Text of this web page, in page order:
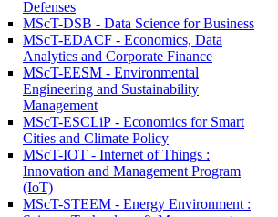
Defenses
MScT-DSB - Data Science for Business
MScT-EDACF - Economics, Data
Analytics and Corporate Finance
MScT-EESM - Environmental
Engineering and Sustainability
Management
MScT-ESCLiP - Economics for Smart
Cities and Climate Policy
MScT-IOT - Internet of Things :
Innovation and Management Program
(IoT)
MScT-STEEM - Energy Environment :